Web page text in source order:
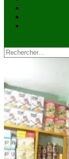
Rechercher :